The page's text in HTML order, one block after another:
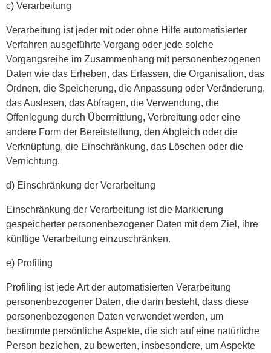
c) Verarbeitung
Verarbeitung ist jeder mit oder ohne Hilfe automatisierter
Verfahren ausgeführte Vorgang oder jede solche
Vorgangsreihe im Zusammenhang mit personenbezogenen
Daten wie das Erheben, das Erfassen, die Organisation, das
Ordnen, die Speicherung, die Anpassung oder Veränderung,
das Auslesen, das Abfragen, die Verwendung, die
Offenlegung durch Übermittlung, Verbreitung oder eine
andere Form der Bereitstellung, den Abgleich oder die
Verknüpfung, die Einschränkung, das Löschen oder die
Vernichtung.
d) Einschränkung der Verarbeitung
Einschränkung der Verarbeitung ist die Markierung
gespeicherter personenbezogener Daten mit dem Ziel, ihre
künftige Verarbeitung einzuschränken.
e) Profiling
Profiling ist jede Art der automatisierten Verarbeitung
personenbezogener Daten, die darin besteht, dass diese
personenbezogenen Daten verwendet werden, um
bestimmte persönliche Aspekte, die sich auf eine natürliche
Person beziehen, zu bewerten, insbesondere, um Aspekte